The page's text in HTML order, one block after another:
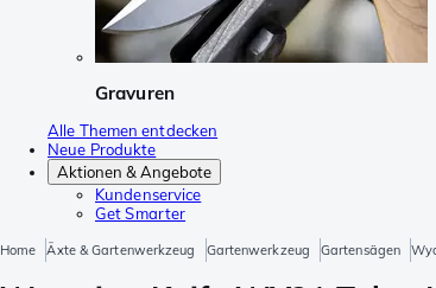
Gravuren
Alle Themen entdecken
Neue Produkte
Aktionen & Angebote
Kundenservice
Get Smarter
Home Äxte & Gartenwerkzeug Gartenwerkzeug Gartensägen